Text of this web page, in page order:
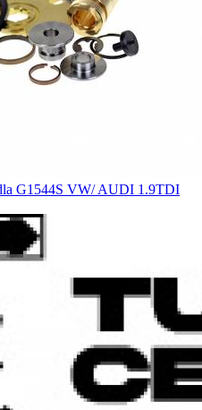
G1544S VW/ AUDI 1.9TDI